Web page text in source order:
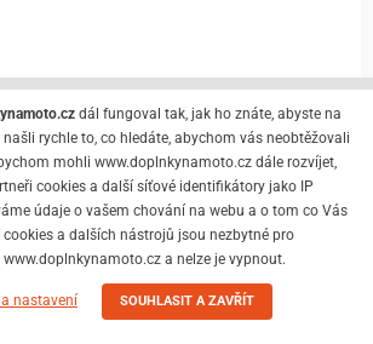
Detail
5100 10W30 4T, 1L
dál fungoval tak, jak ho znáte, abyste na
rychle to, co hledáte, abychom vás neobtěžovali
mohli www.doplnkynamoto.cz dále rozvíjet,
cookies a další síťové identifikátory jako IP
údaje o vašem chování na webu a o tom co Vás
a dalších nástrojů jsou nezbytné pro
a nelze je vypnout.
nastavení SOUHLASIT A ZAVŘÍT